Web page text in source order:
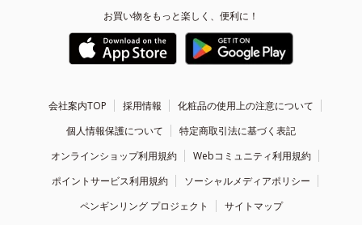
お買い物をもっと楽しく、便利に！
会社案内TOP 採用情報
化粧品の使用上の注意について
個人情報保護について
特定商取引法に基づく表記
オンラインショップ利用規約
Webコミュニティ利用規約
ポイントサービス利用規約
ソーシャルメディアポリシー
ペンギンリング プロジェクト
サイトマップ